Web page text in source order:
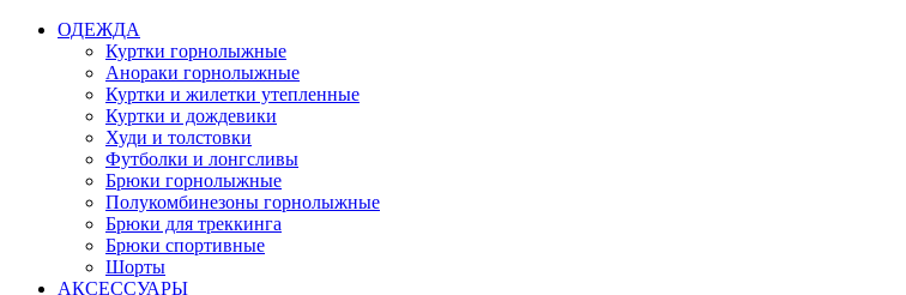
ОДЕЖДА
Куртки горнолыжные
Анораки горнолыжные
Куртки и жилетки утепленные
Куртки и дождевики
Худи и толстовки
Футболки и лонгсливы
Брюки горнолыжные
Полукомбинезоны горнолыжные
Брюки для треккинга
Брюки спортивные
Шорты
АКСЕССУАРЫ